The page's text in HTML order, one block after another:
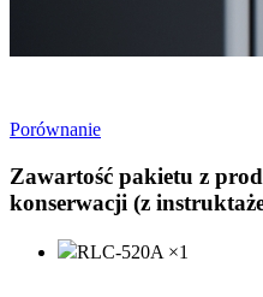
Porównanie
Zawartość pakietu z
konserwacji (z
RLC-520A ×1